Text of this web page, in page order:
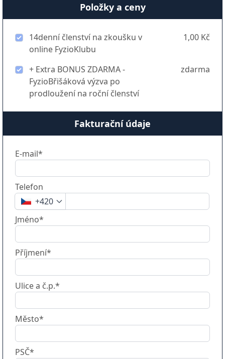
Položky a ceny
14denní členství na zkoušku v
online FyzioKlubu
1,00 Kč
+ Extra BONUS ZDARMA -
FyzioBřišáková výzva po
prodloužení na roční členství
zdarma
Fakturační údaje
E-mail*
Telefon
+420
Jméno*
Příjmení*
Ulice a č.p.*
Město*
PSČ*